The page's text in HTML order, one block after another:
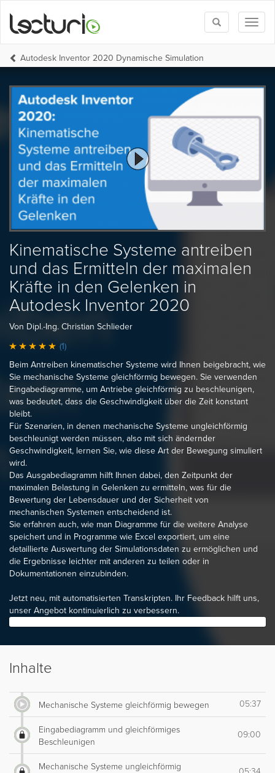
Toggle
search
Autodesk Inventor 2020 Dynamische Simulation
Kinematische Systeme antreiben
und das Ermitteln der maximalen
Kräfte in den Gelenken in
Autodesk Inventor 2020
Von Dipl.-Ing. Christian Schlieder
(1)
Beim Antreiben kinematischer Systeme wird Ihnen beigebracht, wie
Sie mechanische Systeme gleichförmig bewegen. Sie verwenden
Eingabediagramme, um Antriebe gleichförmig zu beschleunigen,
was bedeutet, dass die Geschwindigkeit über die Zeit konstant
bleibt.
Für Szenarien, in denen mechanische Systeme ungleichförmig
beschleunigt werden müssen, also mit sich ändernder
Geschwindigkeit, lernen Sie, wie diese Art der Bewegung simuliert
wird.
Das Ausgabediagramm hilft Ihnen dabei, den Zeitpunkt der
maximalen Belastung in Gelenken zu ermitteln, was für die
Bewertung der Lebensdauer und der Sicherheit von
mechanischen Systemen entscheidend ist.
Sie erfahren auch, wie man Diagramme für die weitere Analyse
speichert und in Programme wie Excel exportiert, um eine
detaillierte Auswertung der Simulationsdaten zu ermöglichen und
die Ergebnisse leichter mit anderen zu teilen oder in
Dokumentationen einzubinden.
Jetzt neu, mit automatisierten Transkripten. Ihr Feedback hilft uns,
unser Angebot kontinuierlich zu verbessern.
Inhalte
Mechanische Systeme gleichförmig bewegen 05:37
Eingabediagramm und gleichförmiges
Beschleunigen
09:00
Mechanische Systeme ungleichförmig